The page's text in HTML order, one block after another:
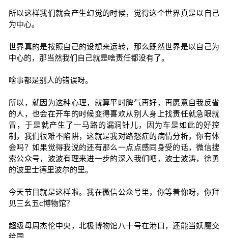
所以这样我们就会产生幻觉的时候，觉得这个世界真是以自己
为中心。
世界真的是按照自己的设想来运转，那么既然世界是以自己为
中心的，那当然我们自己就是啥责任都没有了。
啥事都是别人的错误呀。
所以，就因为这种心理，就算平时脾气再好，再愿意自我反省
的人，也会在开车的时候变得喜欢从别人身上找责任就急眼就
冒，于是就产生了一马路的漏洞针儿，因为车是如此的好控
制，我们很难不陷阱，这就是我对路怒症的病情分析，你有体
会吗？如果觉得我说的还有那么一点点感同身受的话，微信搜
索公众号，波波有理来进一步的深入我们吧，波士波涛，徐勇
的波里士德里波尔的里。
今天节目就是这样啦。我在微信公众号里，你等着你呀，你拜
见三幺五c博物馆？
超级母周杰伦中央，北极博物馆八十号在港口，还能当妖魔交